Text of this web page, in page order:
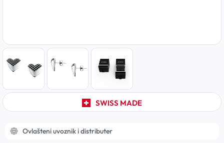
SWISS MADE
Ovlašteni uvoznik i distributer